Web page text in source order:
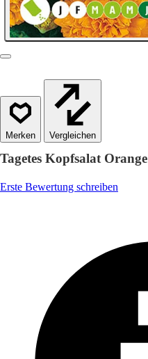
Vergleichen
Tagetes Kopfsalat
Erste Bewertung schreiben